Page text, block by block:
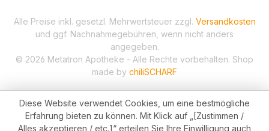
Alle Preise inkl. gesetzl. Mehrwertsteuer zzgl. Versandkosten
und ggf. Nachnahmegebühren, wenn nicht anders
angegeben.
© 2026 Metatron Apotheke - Alle Rechte vorbehalten. Shop
made by chiliSCHARF
Diese Website verwendet Cookies, um eine bestmögliche
Erfahrung bieten zu können. Mit Klick auf „[Zustimmen /
Alles akzeptieren / etc.]“ erteilen Sie Ihre Einwilligung auch